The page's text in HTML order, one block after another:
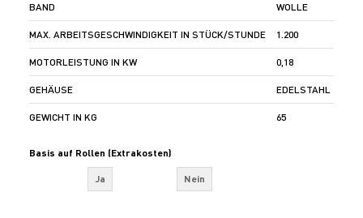
BAND WOLLE
MAX. ARBEITSGESCHWINDIGKEIT IN STÜCK/STUNDE 1.200
MOTORLEISTUNG IN KW 0,18
GEHÄUSE EDELSTAHL
GEWICHT IN KG 65
Basis auf Rollen (Extrakosten)
Ja Nein